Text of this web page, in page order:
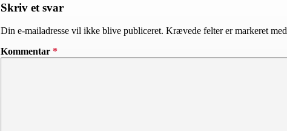
Skriv et svar
Din e-mailadresse vil ikke blive publiceret. Krævede felter er markeret med
Kommentar *